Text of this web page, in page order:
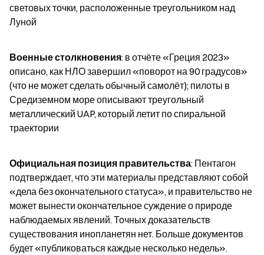
световых точки, расположенные треугольником над
Луной
Военные столкновения: в отчёте «Греция 2023»
описано, как НЛО завершил «поворот на 90 градусов»
(что не может сделать обычный самолёт); пилоты в
Средиземном море описывают треугольный
металлический UAP, который летит по спиральной
траектории
Официальная позиция правительства: Пентагон
подтверждает, что эти материалы представляют собой
«дела без окончательного статуса», и правительство не
может вынести окончательное суждение о природе
наблюдаемых явлений. Точных доказательств
существования инопланетян нет. Больше документов
будет «публиковаться каждые несколько недель».